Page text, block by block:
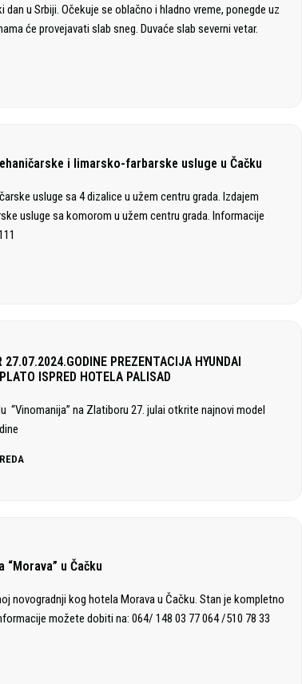
u Srbiji. Očekuje se oblačno i hladno vreme, ponegde uz
će provejavati slab sneg. Duvaće slab severni vetar.
i limarsko-farbarske usluge u Čačku
usluge sa 4 dizalice u užem centru grada. Izdajem
usluge sa komorom u užem centru grada. Informacije
PREZENTACIJA HYUNDAI
ISPRED HOTELA PALISAD
“Vinomanija” na Zlatiboru 27. julai otkrite najnovi model
u Čačku
novogradnji kog hotela Morava u Čačku. Stan je kompletno
možete dobiti na: 064/ 148 03 77 064 /510 78 33